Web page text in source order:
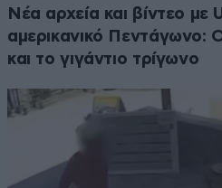
Νέα αρχεία και βίντεο με
αμερικανικό Πεντάγωνο:
και το γιγάντιο τρίγωνο